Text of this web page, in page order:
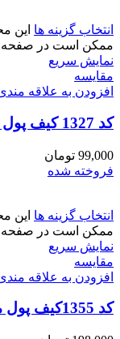
انتخاب گزینه ها این
ممکن است در صفحه
نمایش سریع
مقايسه
افزودن به علاقه
کد 1327 کیف پول دخترانه فوراور لاو
99,000 تومان
فروخته شده
انتخاب گزینه ها این
ممکن است در صفحه
نمایش سریع
مقايسه
افزودن به علاقه
کد 1355کیف پول مردانه چرم طبیعی دیزل